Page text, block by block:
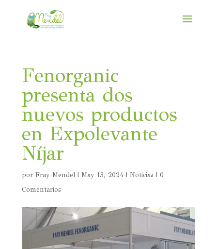
Fenorganic
presenta dos
nuevos productos
en Expolevante
Níjar
por Fray Mendel| May 13, 2024| Noticias | 0
Comentarios